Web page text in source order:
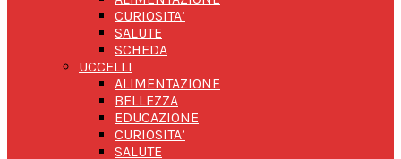
CURIOSITA’
SALUTE
SCHEDA
UCCELLI
ALIMENTAZIONE
BELLEZZA
EDUCAZIONE
CURIOSITA’
SALUTE